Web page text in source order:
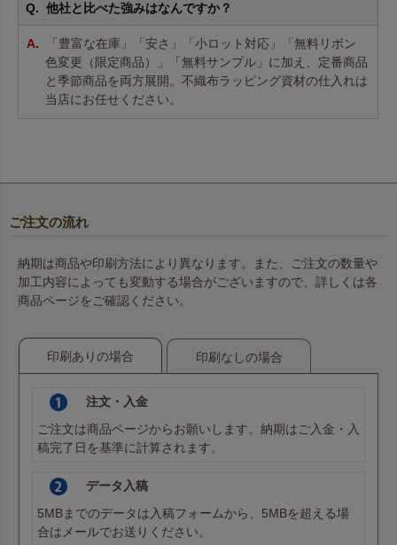
他社と比べた強みはなんですか？
「豊富な在庫」「安さ」「小ロット対応」「無料リボン
色変更（限定商品）」「無料サンプル」に加え、定番商品
と季節商品を両方展開。不織布ラッピング資材の仕入れは
当店にお任せください。
ご注文の流れ
納期は商品や印刷方法により異なります。また、ご注文の数量や
加工内容によっても変動する場合がございますので、詳しくは各
商品ページをご確認ください。
印刷ありの場合 印刷なしの場合
注文・入金
ご注文は商品ページからお願いします。納期はご入金・入
稿完了日を基準に計算されます。
データ入稿
5MBまでのデータは 入稿フォームから、5MBを超える場
合は メールでお送りください。